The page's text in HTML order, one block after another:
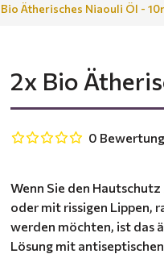
Ätherisches Niaouli Öl -
2x Bio
Wenn Sie den
oder mit rissigen Lippen,
werden möchten, ist das
Lösung mit
0